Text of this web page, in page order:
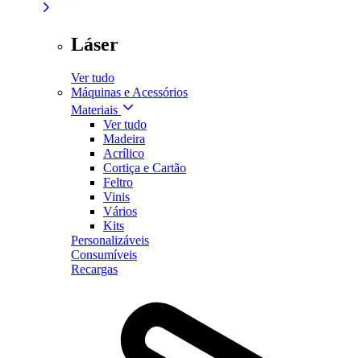
Láser
Ver tudo
Máquinas e Acessórios
Materiais
Ver tudo
Madeira
Acrílico
Cortiça e Cartão
Feltro
Vinis
Vários
Kits
Personalizáveis
Consumíveis
Recargas